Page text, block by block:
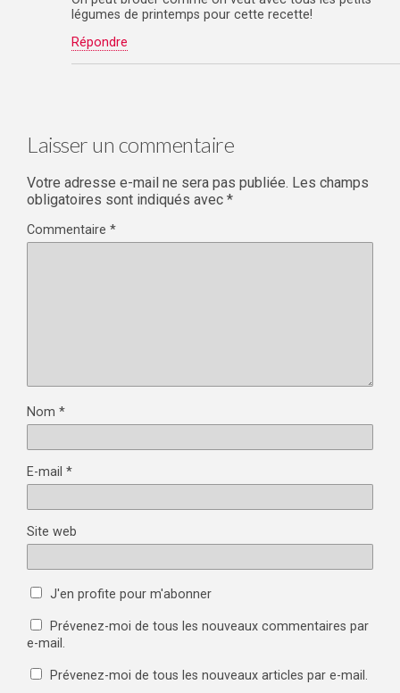
légumes de printemps pour cette recette!
Répondre
Laisser un commentaire
Votre adresse e-mail ne sera pas publiée. Les champs
obligatoires sont indiqués avec *
Commentaire *
Nom *
E-mail *
Site web
J'en profite pour m'abonner
Prévenez-moi de tous les nouveaux commentaires par
e-mail.
Prévenez-moi de tous les nouveaux articles par e-mail.